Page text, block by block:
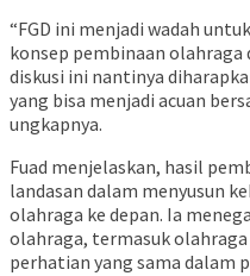
“FGD ini menjadi wadah
konsep pembinaan olahraga
diskusi ini nantinya
yang bisa menjadi acuan
ungkapnya.
Fuad menjelaskan, hasil
landasan dalam menyusun
olahraga ke depan. Ia
olahraga, termasuk
perhatian yang sama dalam